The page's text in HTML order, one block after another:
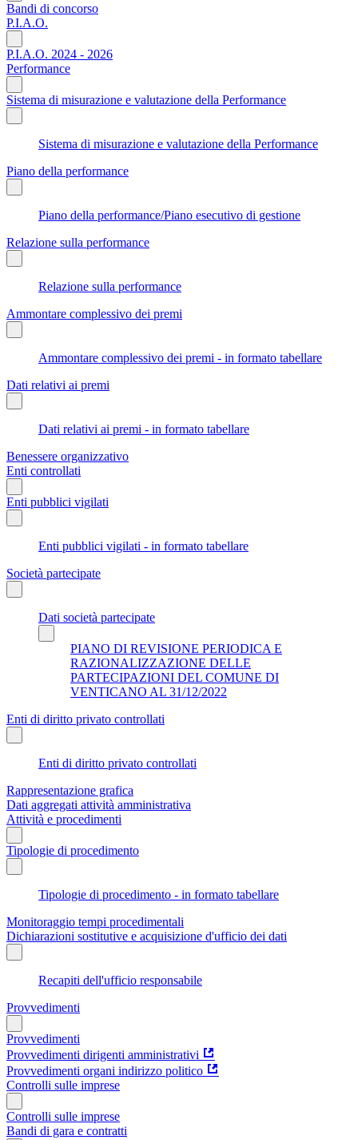
Bandi di concorso
P.I.A.O.
P.I.A.O. 2024 - 2026
Performance
Sistema di misurazione e valutazione della Performance
Sistema di misurazione e valutazione della Performance
Piano della performance
Piano della performance/Piano esecutivo di gestione
Relazione sulla performance
Relazione sulla performance
Ammontare complessivo dei premi
Ammontare complessivo dei premi - in formato tabellare
Dati relativi ai premi
Dati relativi ai premi - in formato tabellare
Benessere organizzativo
Enti controllati
Enti pubblici vigilati
Enti pubblici vigilati - in formato tabellare
Società partecipate
Dati società partecipate
PIANO DI REVISIONE PERIODICA E
RAZIONALIZZAZIONE DELLE
PARTECIPAZIONI DEL COMUNE DI
VENTICANO AL 31/12/2022
Enti di diritto privato controllati
Enti di diritto privato controllati
Rappresentazione grafica
Dati aggregati attività amministrativa
Attività e procedimenti
Tipologie di procedimento
Tipologie di procedimento - in formato tabellare
Monitoraggio tempi procedimentali
Dichiarazioni sostitutive e acquisizione d'ufficio dei dati
Recapiti dell'ufficio responsabile
Provvedimenti
Provvedimenti
Provvedimenti dirigenti amministrativi
Provvedimenti organi indirizzo politico
Controlli sulle imprese
Controlli sulle imprese
Bandi di gara e contratti